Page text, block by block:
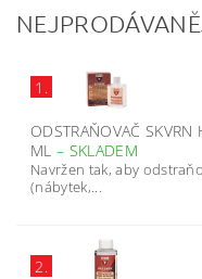
1.
ODSTRAŇOVAČ
ML– SKLADEM
Navržen tak, aby
(nábytek,...
2.